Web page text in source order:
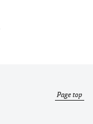
Page top